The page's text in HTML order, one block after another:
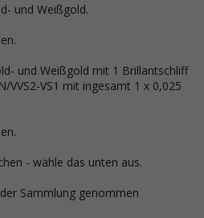
und Weißgold.
und Weißgold mit 1 Brillantschliff
VVS2-VS1 mit ingesamt 1 x 0,025
- wähle das unten aus.
der Sammlung genommen